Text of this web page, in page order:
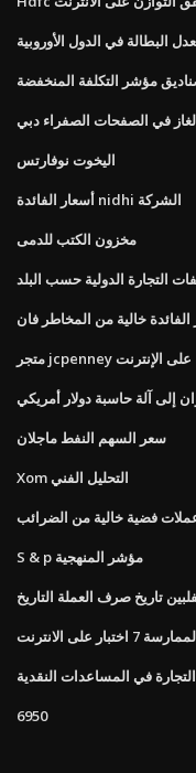
البطالة في الدول الأوروبية
مؤشر التكلفة المنخفضة
في الصفحات الصفراء دبي
اليخوت نوفارتس
أسعار الفائدة nidhi الشركة
مخزون الكتب للدمى
التجارة الدولية حسب البلد
متجر jcpenney على الإنترنت
إلى آلة حاسبة دولار أمريكي
سعر السهم النفط ماجلان
Xom التحليل الفني
S & p مؤشر المنهجية
تاريخ صرف العملة التاريخ
على الانترنت
في المساعدات النقدية
6950